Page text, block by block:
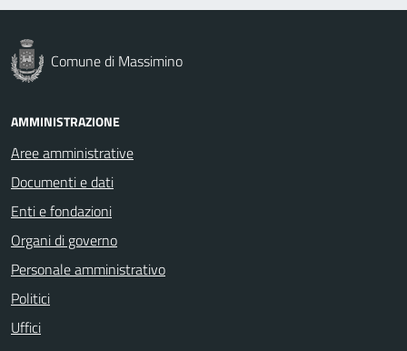
Comune di Massimino
AMMINISTRAZIONE
Aree amministrative
Documenti e dati
Enti e fondazioni
Organi di governo
Personale amministrativo
Politici
Uffici